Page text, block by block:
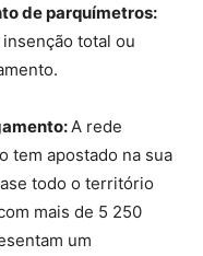
de parquímetros:
total ou
A rede
tem apostado na sua
todo o território
mais de 5 250
um